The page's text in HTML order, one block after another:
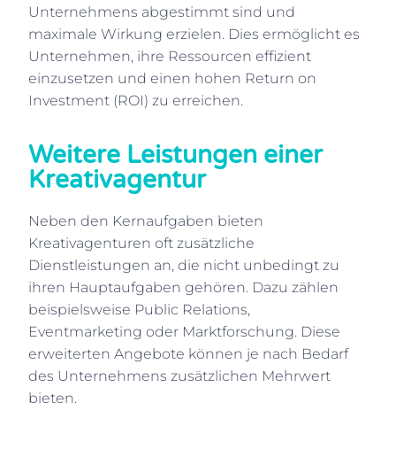
Unternehmens abgestimmt sind und
maximale Wirkung erzielen. Dies ermöglicht es
Unternehmen, ihre Ressourcen effizient
einzusetzen und einen hohen Return on
Investment (ROI) zu erreichen.
Weitere Leistungen einer
Kreativagentur
Neben den Kernaufgaben bieten
Kreativagenturen oft zusätzliche
Dienstleistungen an, die nicht unbedingt zu
ihren Hauptaufgaben gehören. Dazu zählen
beispielsweise Public Relations,
Eventmarketing oder Marktforschung. Diese
erweiterten Angebote können je nach Bedarf
des Unternehmens zusätzlichen Mehrwert
bieten.